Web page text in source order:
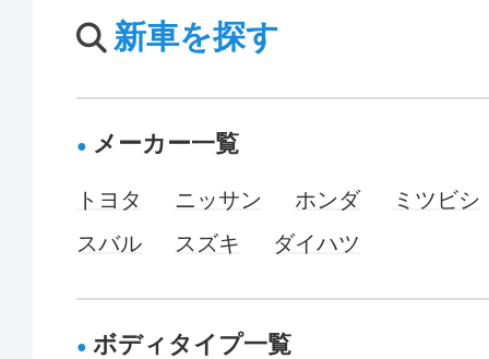
新車を探す
メーカー一覧
トヨタ ニッサン ホンダ
ミツビシ
スバル
スズキ ダイハツ
ボディタイプ一覧